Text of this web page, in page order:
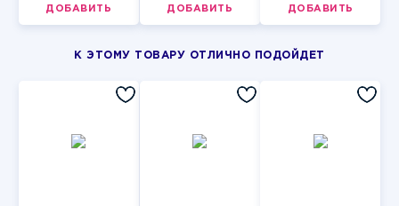
ДОБАВИТЬ ДОБАВИТЬ ДОБАВИТЬ
К ЭТОМУ ТОВАРУ ОТЛИЧНО ПОДОЙДЕТ